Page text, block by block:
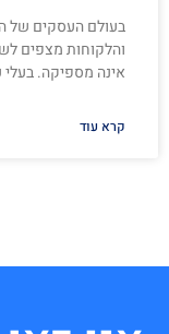
בעולם העסקים של
והלקוחות מצפים
אינה מספיקה.
קרא עוד